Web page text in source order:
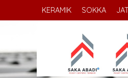
KERAMIK SOKKA